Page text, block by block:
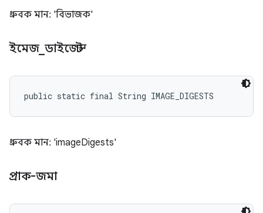
ধ্রুবক মান: 'বিভাজক'
ইমেজ_ ডাইজেস্ট
public static final String IMAGE_DIGESTS
ধ্রুবক মান: 'imageDigests'
প্রাক-জমা